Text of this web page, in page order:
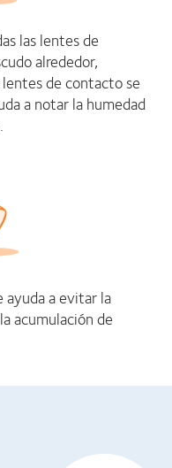
las lentes de
alrededor,
de contacto se
a notar la humedad
ayuda a evitar la
acumulación de